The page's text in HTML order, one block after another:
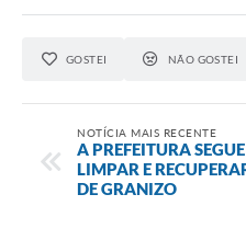
GOSTEI NÃO GOSTEI
NOTÍCIA MAIS RECENTE
A PREFEITURA
LIMPAR E
DE GRANIZO